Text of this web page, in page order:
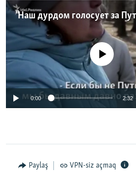
No media source
0:00 2:32
Paylaş VPN-siz açmaq